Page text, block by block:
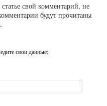
свой комментарий, не
будут прочитаны
.
свои данные: